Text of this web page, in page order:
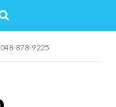
048-878-9225